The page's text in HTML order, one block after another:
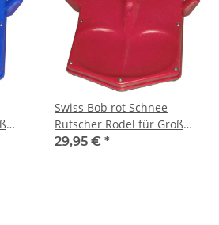
Swiss Bob rot Schnee
Rutscher Rodel für Groß
und Klein von Gloco
29,95 € *